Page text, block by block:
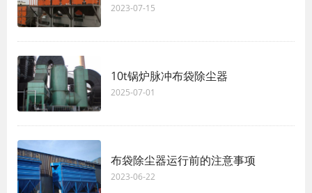
2023-07-15
10t锅炉脉冲布袋除尘器
2025-07-01
布袋除尘器运行前的注意事项
2023-06-22